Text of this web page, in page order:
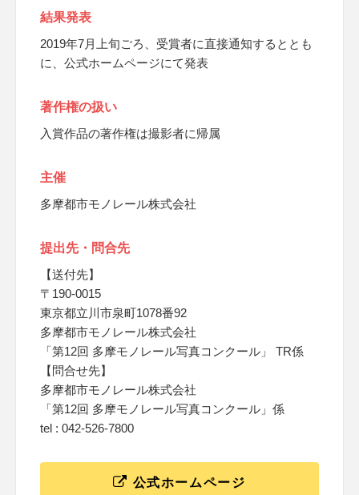
結果発表
2019年7月上旬ごろ、受賞者に直接通知するととも
に、公式ホームページにて発表
著作権の扱い
入賞作品の著作権は撮影者に帰属
主催
多摩都市モノレール株式会社
提出先・問合先
【送付先】
〒190-0015
東京都立川市泉町1078番92
多摩都市モノレール株式会社
「第12回 多摩モノレール写真コンクール」 TR係
【問合せ先】
多摩都市モノレール株式会社
「第12回 多摩モノレール写真コンクール」係
tel : 042-526-7800
公式ホームページ